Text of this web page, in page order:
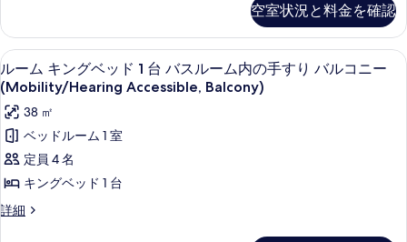
て
の
写
真
を
表
示
す
細
ド
2
台
バ
ル
コ
ニ
ー
(Mobility/Hearing
イ
ー
ン
ベ
ッ
ド
2
台
バ
ル
ニ
空室状況と料金を確認
ル
ー
ム
キ
ン
グ
ベ
1
ルーム キングベッド 1 台 バスルーム内の手すり バルコニー
(Mobility/Hearing Accessible, Balcony)
38 ㎡
ベッドルーム 1 室
定員 4 名
キングベッド 1 台
詳細
ル